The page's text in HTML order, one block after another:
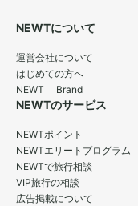
NEWTについて
運営会社について
はじめての方へ
NEWT Brand
NEWTのサービス
NEWTポイント
NEWTエリートプログラム
NEWTで旅行相談
VIP旅行の相談
広告掲載について